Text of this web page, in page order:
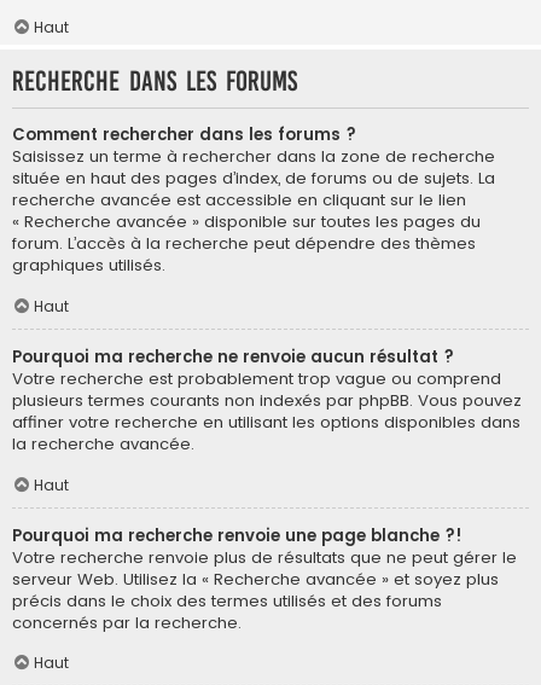
Haut
Recherche dans les forums
Comment rechercher dans les forums ?
Saisissez un terme à rechercher dans la zone de recherche
située en haut des pages d’index, de forums ou de sujets. La
recherche avancée est accessible en cliquant sur le lien
« Recherche avancée » disponible sur toutes les pages du
forum. L’accès à la recherche peut dépendre des thèmes
graphiques utilisés.
Haut
Pourquoi ma recherche ne renvoie aucun résultat ?
Votre recherche est probablement trop vague ou comprend
plusieurs termes courants non indexés par phpBB. Vous pouvez
affiner votre recherche en utilisant les options disponibles dans
la recherche avancée.
Haut
Pourquoi ma recherche renvoie une page blanche ?!
Votre recherche renvoie plus de résultats que ne peut gérer le
serveur Web. Utilisez la « Recherche avancée » et soyez plus
précis dans le choix des termes utilisés et des forums
concernés par la recherche.
Haut